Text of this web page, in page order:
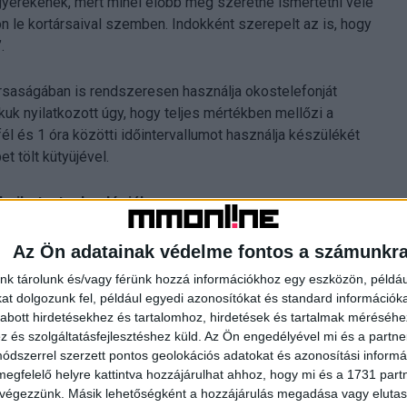
Az Ön adatainak védelme fontos a
tárolunk és/vagy férünk hozzá információkhoz egy eszközön,
dolgozunk fel, például egyedi azonosítókat és standard
hirdetésekhez és tartalomhoz, hirdetések és tartalmak
és szolgáltatásfejlesztéshez küld. Az Ön engedélyével mi és a
szerzett pontos geolokációs adatokat és azonosítási
helyre kattintva hozzájárulhat ahhoz, hogy mi és a 1731
Másik lehetőségként a hozzájárulás megadása vagy
le kortársaival szemben. Indokként szerepelt az is, hogy
is rendszeresen használja okostelefonját
nyilatkozott úgy, hogy teljes mértékben mellőzi a
és 1 óra közötti időintervallumot használja készülékét
tölt kütyüjével.
a technológiához
otthon valamilyen okoseszközt, legnagyobb arányban
egyáltalán nem ad okoskészüléket gyermekei
a kisebb korú gyermekekre jellemző – a szülő
az eszközt. Jellemzően otthon és utazás közben
valamilyen rajzfilmmel, videóval foglalják le őket ez idő
saját okostelefonja – többnyire 8 év alatti